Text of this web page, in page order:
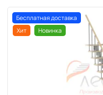
Бесплатная доставка
Хит
Новинка